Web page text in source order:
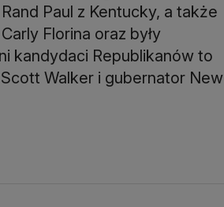
Paul z Kentucky, a także
Florina oraz były
kandydaci Republikanów to
Walker i gubernator New